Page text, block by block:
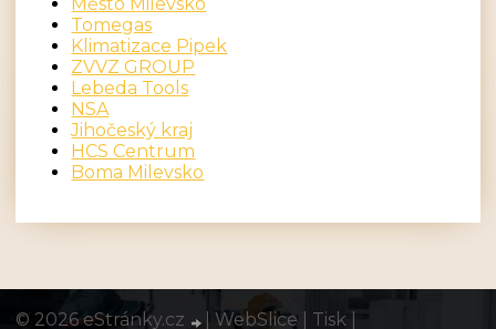
Tomegas
Klimatizace Pipek
ZVVZ GROUP
Lebeda Tools
NSA
Jihočeský kraj
HCS Centrum
Boma Milevsko
© 2026 eStránky.cz WebSlice Tisk